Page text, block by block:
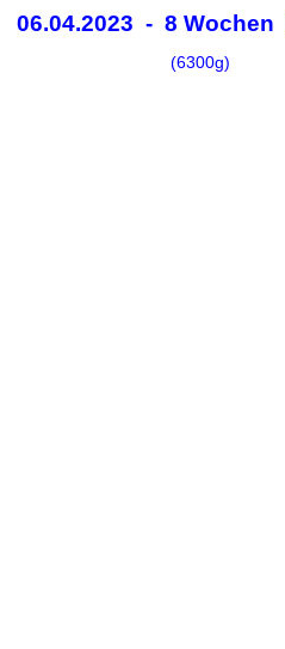
06.04.2023 - 8 Wochen
(6300g)